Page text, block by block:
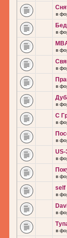
в
в
в
в
в
в
С
в
в
US-
в
в
self
в
в
в